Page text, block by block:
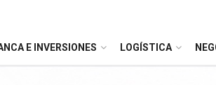
E INVERSIONES LOGÍSTICA